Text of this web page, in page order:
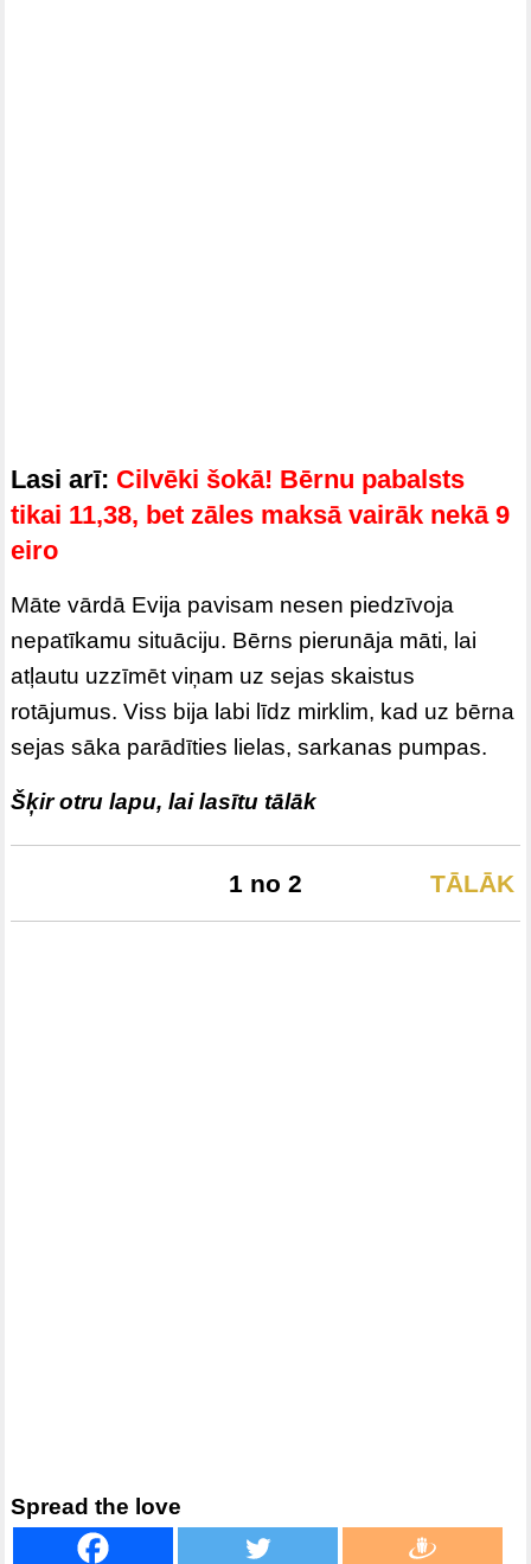
Lasi arī: Cilvēki šokā! Bērnu pabalsts
tikai 11,38, bet zāles maksā vairāk nekā 9
eiro
Māte vārdā Evija pavisam nesen piedzīvoja
nepatīkamu situāciju. Bērns pierunāja māti, lai
atļautu uzzīmēt viņam uz sejas skaistus
rotājumus. Viss bija labi līdz mirklim, kad uz bērna
sejas sāka parādīties lielas, sarkanas pumpas.
Šķir otru lapu, lai lasītu tālāk
TĀLĀK
1 no 2
Spread the love